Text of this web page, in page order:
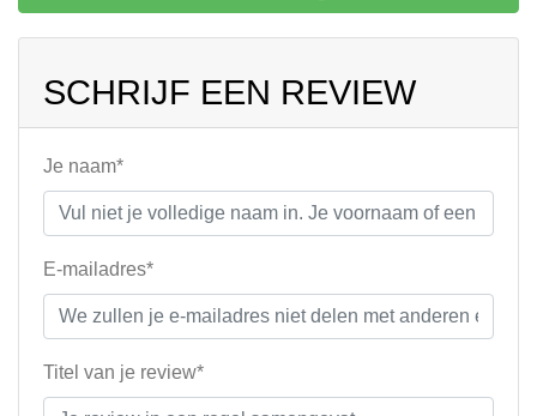
SCHRIJF EEN REVIEW
Je naam*
E-mailadres*
Titel van je review*